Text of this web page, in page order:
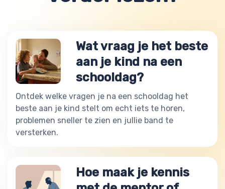
Wat vraag je het beste
aan je kind na een
schooldag?
Ontdek welke vragen je na een schooldag het
beste aan je kind stelt om echt iets te horen,
problemen sneller te zien en jullie band te
versterken.
Hoe maak je kennis